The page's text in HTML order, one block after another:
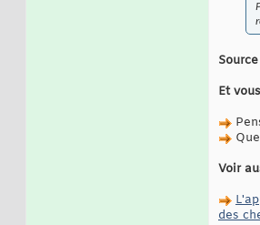
Source
Et
Voir
des